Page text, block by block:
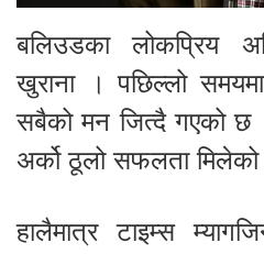
बलिउडका लोकप्रिय
खुराना । पछिल्लो
सबैको मन जित्दै गएको छ
अर्को ठूलो सफलता
हालैमात्र टाइम्स